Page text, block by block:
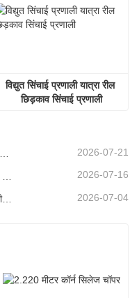
विद्युत सिंचाई प्रणाली यात्रा रील
छिड़काव सिंचाई प्रणाली
शेडोंग सेनरुई में आपका स्वागत है, यात्रा और निरीक्षण के लिए, और गहन सहयोग पर चर्चा करने के लिए 2026-07-21
2026-07-16
सेनरूई साइलेज हार्वेस्टर - निर्यात के लिए कंटेनरीकृत 2026-07-04